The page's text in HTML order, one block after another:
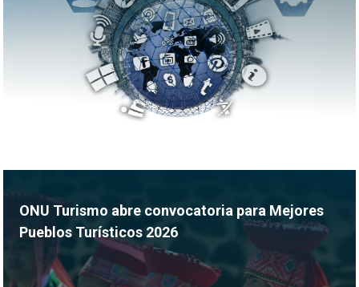
ONU Turismo abre convocatoria para Mejores
Pueblos Turísticos 2026